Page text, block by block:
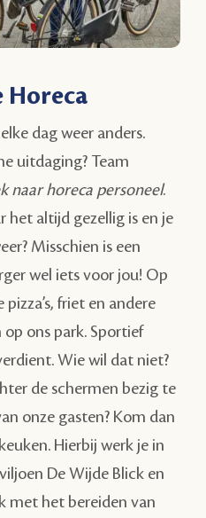
Horeca
dag weer anders.
uitdaging? Team
naar horeca personeel.
het altijd gezellig is en je
Misschien is een
wel iets voor jou! Op
friet en andere
ons park. Sportief
Wie wil dat niet?
de schermen bezig te
onze gasten? Kom dan
Hierbij werk je in
De Wijde Blick en
met het bereiden van